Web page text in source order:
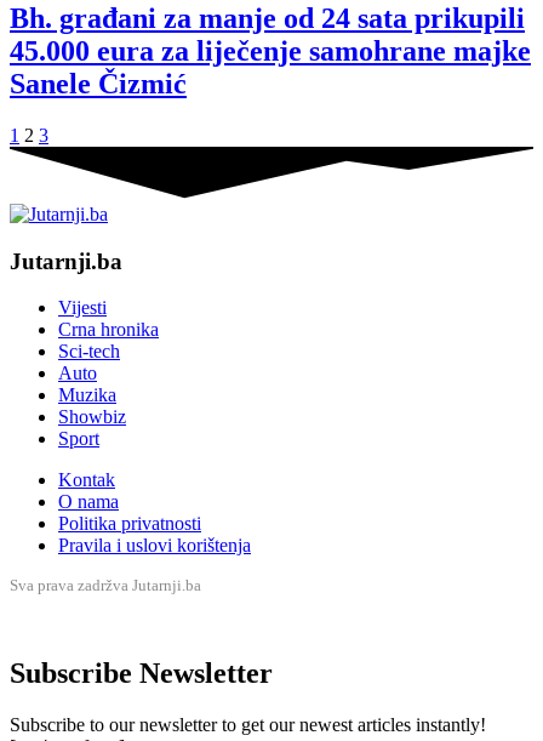
Bh. građani za manje od 24 sata prikupili
45.000 eura za liječenje samohrane majke
Sanele Čizmić
1 2 3
Jutarnji.ba
Vijesti
Crna hronika
Sci-tech
Auto
Muzika
Showbiz
Sport
Kontak
O nama
Politika privatnosti
Pravila i uslovi korištenja
Sva prava zadržva Jutarnji.ba
Subscribe Newsletter
Subscribe to our newsletter to get our newest articles instantly!